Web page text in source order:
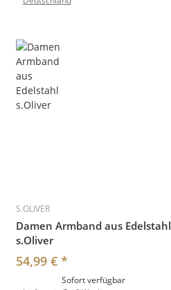
S.OLIVER
Damen Armband aus Edelstahl
s.Oliver
54,99 € *
Sofort verfügbar